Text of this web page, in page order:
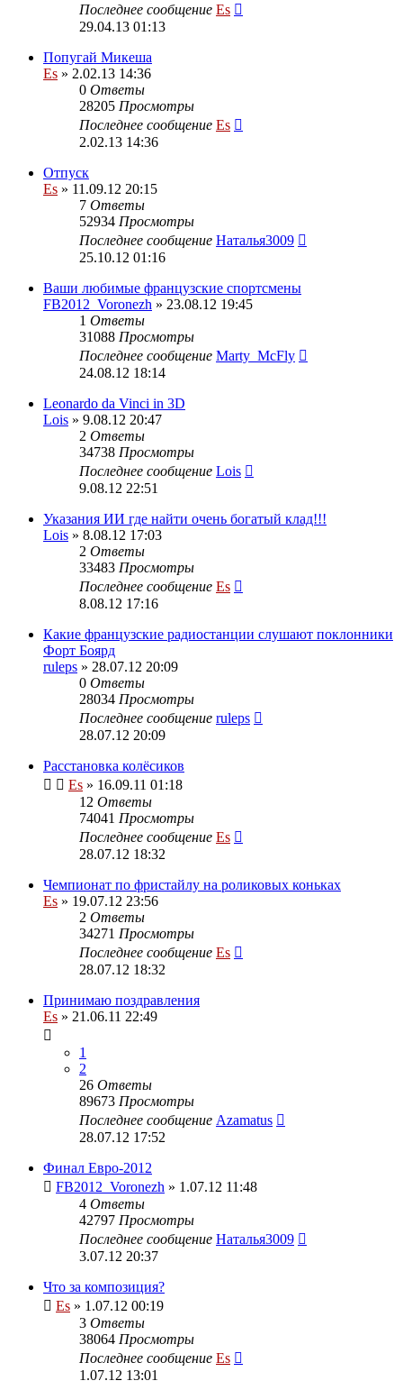
Последнее сообщение Es
29.04.13 01:13
Попугай Микеша
Es » 2.02.13 14:36
0 Ответы
28205 Просмотры
Последнее сообщение Es
2.02.13 14:36
Отпуск
Es » 11.09.12 20:15
7 Ответы
52934 Просмотры
Последнее сообщение Наталья3009
25.10.12 01:16
Ваши любимые французские спортсмены
FB2012_Voronezh » 23.08.12 19:45
1 Ответы
31088 Просмотры
Последнее сообщение Marty_McFly
24.08.12 18:14
Leonardo da Vinci in 3D
Lois » 9.08.12 20:47
2 Ответы
34738 Просмотры
Последнее сообщение Lois
9.08.12 22:51
Указания ИИ где найти очень богатый клад!!!
Lois » 8.08.12 17:03
2 Ответы
33483 Просмотры
Последнее сообщение Es
8.08.12 17:16
Какие французские радиостанции слушают поклонники
Форт Боярд
ruleps » 28.07.12 20:09
0 Ответы
28034 Просмотры
Последнее сообщение ruleps
28.07.12 20:09
Расстановка колёсиков
Es » 16.09.11 01:18
12 Ответы
74041 Просмотры
Последнее сообщение Es
28.07.12 18:32
Чемпионат по фристайлу на роликовых коньках
Es » 19.07.12 23:56
2 Ответы
34271 Просмотры
Последнее сообщение Es
28.07.12 18:32
Принимаю поздравления
Es » 21.06.11 22:49
1
2
26 Ответы
89673 Просмотры
Последнее сообщение Azamatus
28.07.12 17:52
Финал Евро-2012
FB2012_Voronezh » 1.07.12 11:48
4 Ответы
42797 Просмотры
Последнее сообщение Наталья3009
3.07.12 20:37
Что за композиция?
Es » 1.07.12 00:19
3 Ответы
38064 Просмотры
Последнее сообщение Es
1.07.12 13:01